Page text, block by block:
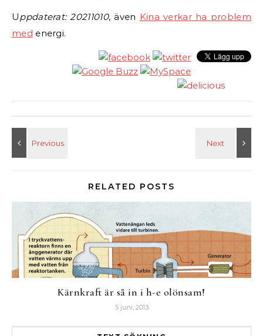
Uppdaterat: 20211010, även Kina verkar ha problem
med energi.
RELATED POSTS
Kärnkraft är så in i h-e olönsam!
5 juni, 2013